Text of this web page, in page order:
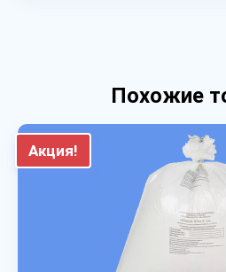
Похожие
Акция!